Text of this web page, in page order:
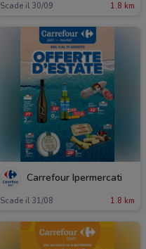
Scade il 30/09 1.8 km
Carrefour Ipermercati
Scade il 31/08 1.8 km